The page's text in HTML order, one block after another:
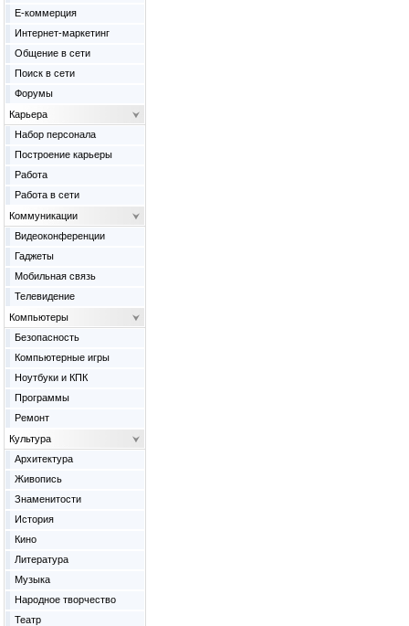
Е-коммерция
Интернет-маркетинг
Общение в сети
Поиск в сети
Форумы
Карьера
Набор персонала
Построение карьеры
Работа
Работа в сети
Коммуникации
Видеоконференции
Гаджеты
Мобильная связь
Телевидение
Компьютеры
Безопасность
Компьютерные игры
Ноутбуки и КПК
Программы
Ремонт
Культура
Архитектура
Живопись
Знаменитости
История
Кино
Литература
Музыка
Народное творчество
Театр